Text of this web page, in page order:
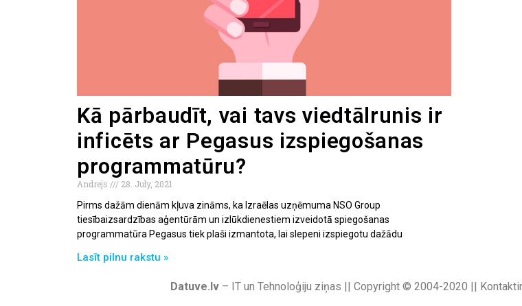
Kā pārbaudīt, vai tavs viedtālrunis ir
inficēts ar Pegasus izspiegošanas
programmatūru?
Andrejs
28. July, 2021
Pirms dažām dienām kļuva zināms, ka Izraēlas uzņēmuma NSO Group
tiesībaizsardzības aģentūrām un izlūkdienestiem izveidotā spiegošanas
programmatūra Pegasus tiek plaši izmantota, lai slepeni izspiegotu dažādu
Lasīt pilnu rakstu »
Datuve.lv – IT un Tehnoloģiju ziņas || Copyright © 2004-2020 ||